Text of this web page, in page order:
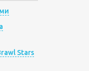
Stars